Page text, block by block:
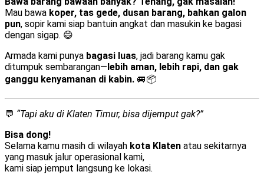
Mau bawa koper, tas gede, dusan barang, bahkan galon
pun, sopir kami siap bantuin angkat dan masukin ke bagasi
dengan sigap. 😄
Armada kami punya bagasi luas, jadi barang kamu gak
ditumpuk sembarangan— lebih aman, lebih rapi, dan gak
ganggu kenyamanan di kabin. 🚐📦
💬 “Tapi aku di Klaten Timur, bisa dijemput gak?”
Bisa dong!
Selama kamu masih di wilayah kota Klaten atau sekitarnya
yang masuk jalur operasional kami,
kami siap jemput langsung ke lokasi.